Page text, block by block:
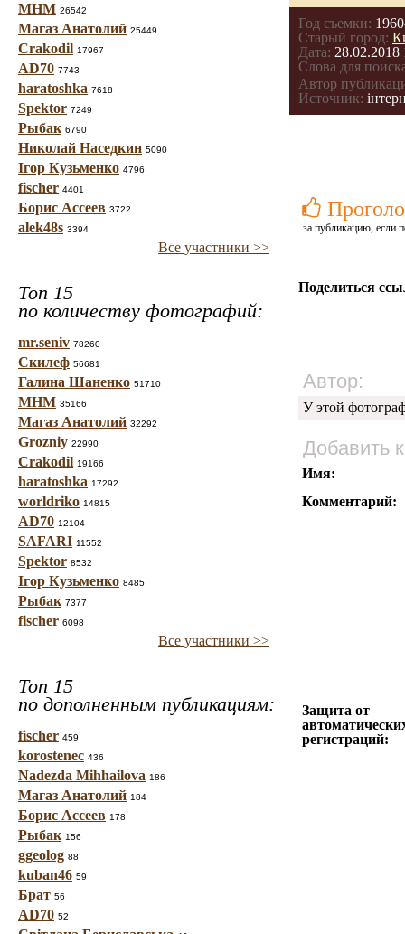
МНМ 26542
Магаз Анатолий 25449
Crakodil 17967
AD70 7743
haratoshka 7618
Spektor 7249
Рыбак 6790
Николай Наседкин 5090
Ігор Кузьменко 4796
fischer 4401
Борис Ассеев 3722
alek48s 3394
Все участники >>
Топ 15
по количеству фотографий:
mr.seniv 78260
Скилеф 56681
Галина Шаненко 51710
МНМ 35166
Магаз Анатолий 32292
Grozniy 22990
Crakodil 19166
haratoshka 17292
worldriko 14815
AD70 12104
SAFARI 11552
Spektor 8532
Ігор Кузьменко 8485
Рыбак 7377
fischer 6098
Все участники >>
Топ 15
по дополненным публикациям:
fischer 459
korostenec 436
Nadezda Mihhailova 186
Магаз Анатолий 184
Борис Ассеев 178
Рыбак 156
ggeolog 88
kuban46 59
Брат 56
AD70 52
Год съемки:
Старый город:
Дата: 28.02.2018
Слова для
Автор
Источник:
за публикацию, если
Поделиться
Автор:
У этой
Добавить
Имя:
Комментарий:
Защита от
регистраций: